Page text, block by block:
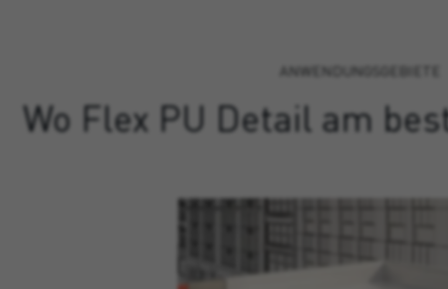
ANWENDUNGSGEBIETE
Wo Flex PU Detail am